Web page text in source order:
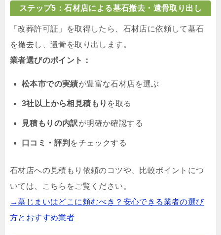
ステップ5：石材店による墓石撤去・遺骨取り出し
「改葬許可証」を取得したら、石材店に依頼して墓石
を撤去し、遺骨を取り出します。
業者選びのポイント：
松本市での実績が豊富な石材店を選ぶ
3社以上から相見積もり を取る
見積もりの内訳が明確か確認する
口コミ・評判 をチェックする
石材店への見積もり依頼のコツや、比較ポイントにつ
いては、こちらをご覧ください。
→墓じまいはどこに頼むべき？安心できる業者の選び
方とおすすめ業者